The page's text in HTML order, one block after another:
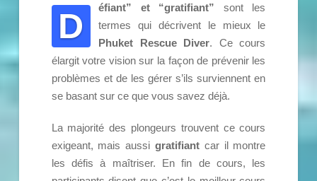
D éfiant” et “gratifiant” sont les
termes qui décrivent le mieux le
Phuket Rescue Diver. Ce cours
élargit votre vision sur la façon de prévenir les
problèmes et de les gérer s’ils surviennent en
se basant sur ce que vous savez déjà.
La majorité des plongeurs trouvent ce cours
exigeant, mais aussi gratifiant car il montre
les défis à maîtriser. En fin de cours, les